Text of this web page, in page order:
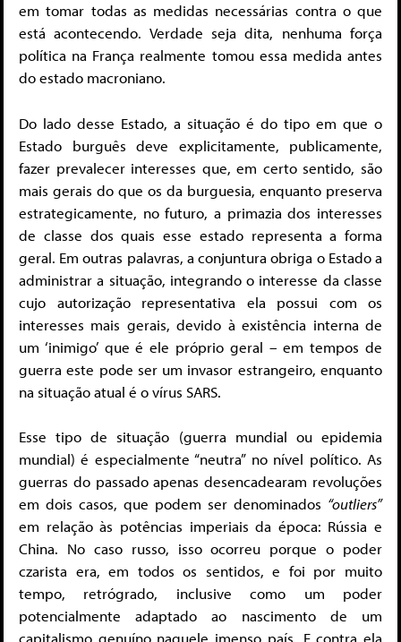
em tomar todas as medidas necessárias contra o que
está acontecendo. Verdade seja dita, nenhuma força
política na França realmente tomou essa medida antes
do estado macroniano.
Do lado desse Estado, a situação é do tipo em que o
Estado burguês deve explicitamente, publicamente,
fazer prevalecer interesses que, em certo sentido, são
mais gerais do que os da burguesia, enquanto preserva
estrategicamente, no futuro, a primazia dos interesses
de classe dos quais esse estado representa a forma
geral. Em outras palavras, a conjuntura obriga o Estado a
administrar a situação, integrando o interesse da classe
cujo autorização representativa ela possui com os
interesses mais gerais, devido à existência interna de
um ‘inimigo’ que é ele próprio geral – em tempos de
guerra este pode ser um invasor estrangeiro, enquanto
na situação atual é o vírus SARS.
Esse tipo de situação (guerra mundial ou epidemia
mundial) é especialmente “neutra” no nível político. As
guerras do passado apenas desencadearam revoluções
em dois casos, que podem ser denominados “outliers”
em relação às potências imperiais da época: Rússia e
China. No caso russo, isso ocorreu porque o poder
czarista era, em todos os sentidos, e foi por muito
tempo, retrógrado, inclusive como um poder
potencialmente adaptado ao nascimento de um